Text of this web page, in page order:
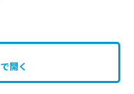
で開く